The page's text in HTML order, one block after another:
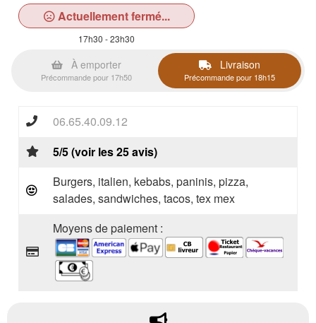
Actuellement fermé...
17h30 - 23h30
À emporter
Précommande pour 17h50
Livraison
Précommande pour 18h15
06.65.40.09.12
5/5 (voir les 25 avis)
Burgers, italien, kebabs, paninis, pizza,
salades, sandwiches, tacos, tex mex
Moyens de paiement :